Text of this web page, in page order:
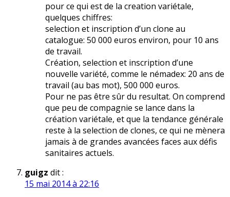
pour ce qui est de la creation variétale,
quelques chiffres:
selection et inscription d’un clone au
catalogue: 50 000 euros environ, pour 10 ans
de travail.
Création, selection et inscription d’une
nouvelle variété, comme le némadex: 20 ans de
travail (au bas mot), 500 000 euros.
Pour ne pas être sûr du resultat. On comprend
que peu de compagnie se lance dans la
création variétale, et que la tendance générale
reste à la selection de clones, ce qui ne mènera
jamais à de grandes avancées faces aux défis
sanitaires actuels.
guigz dit :
15 mai 2014 à 22:16